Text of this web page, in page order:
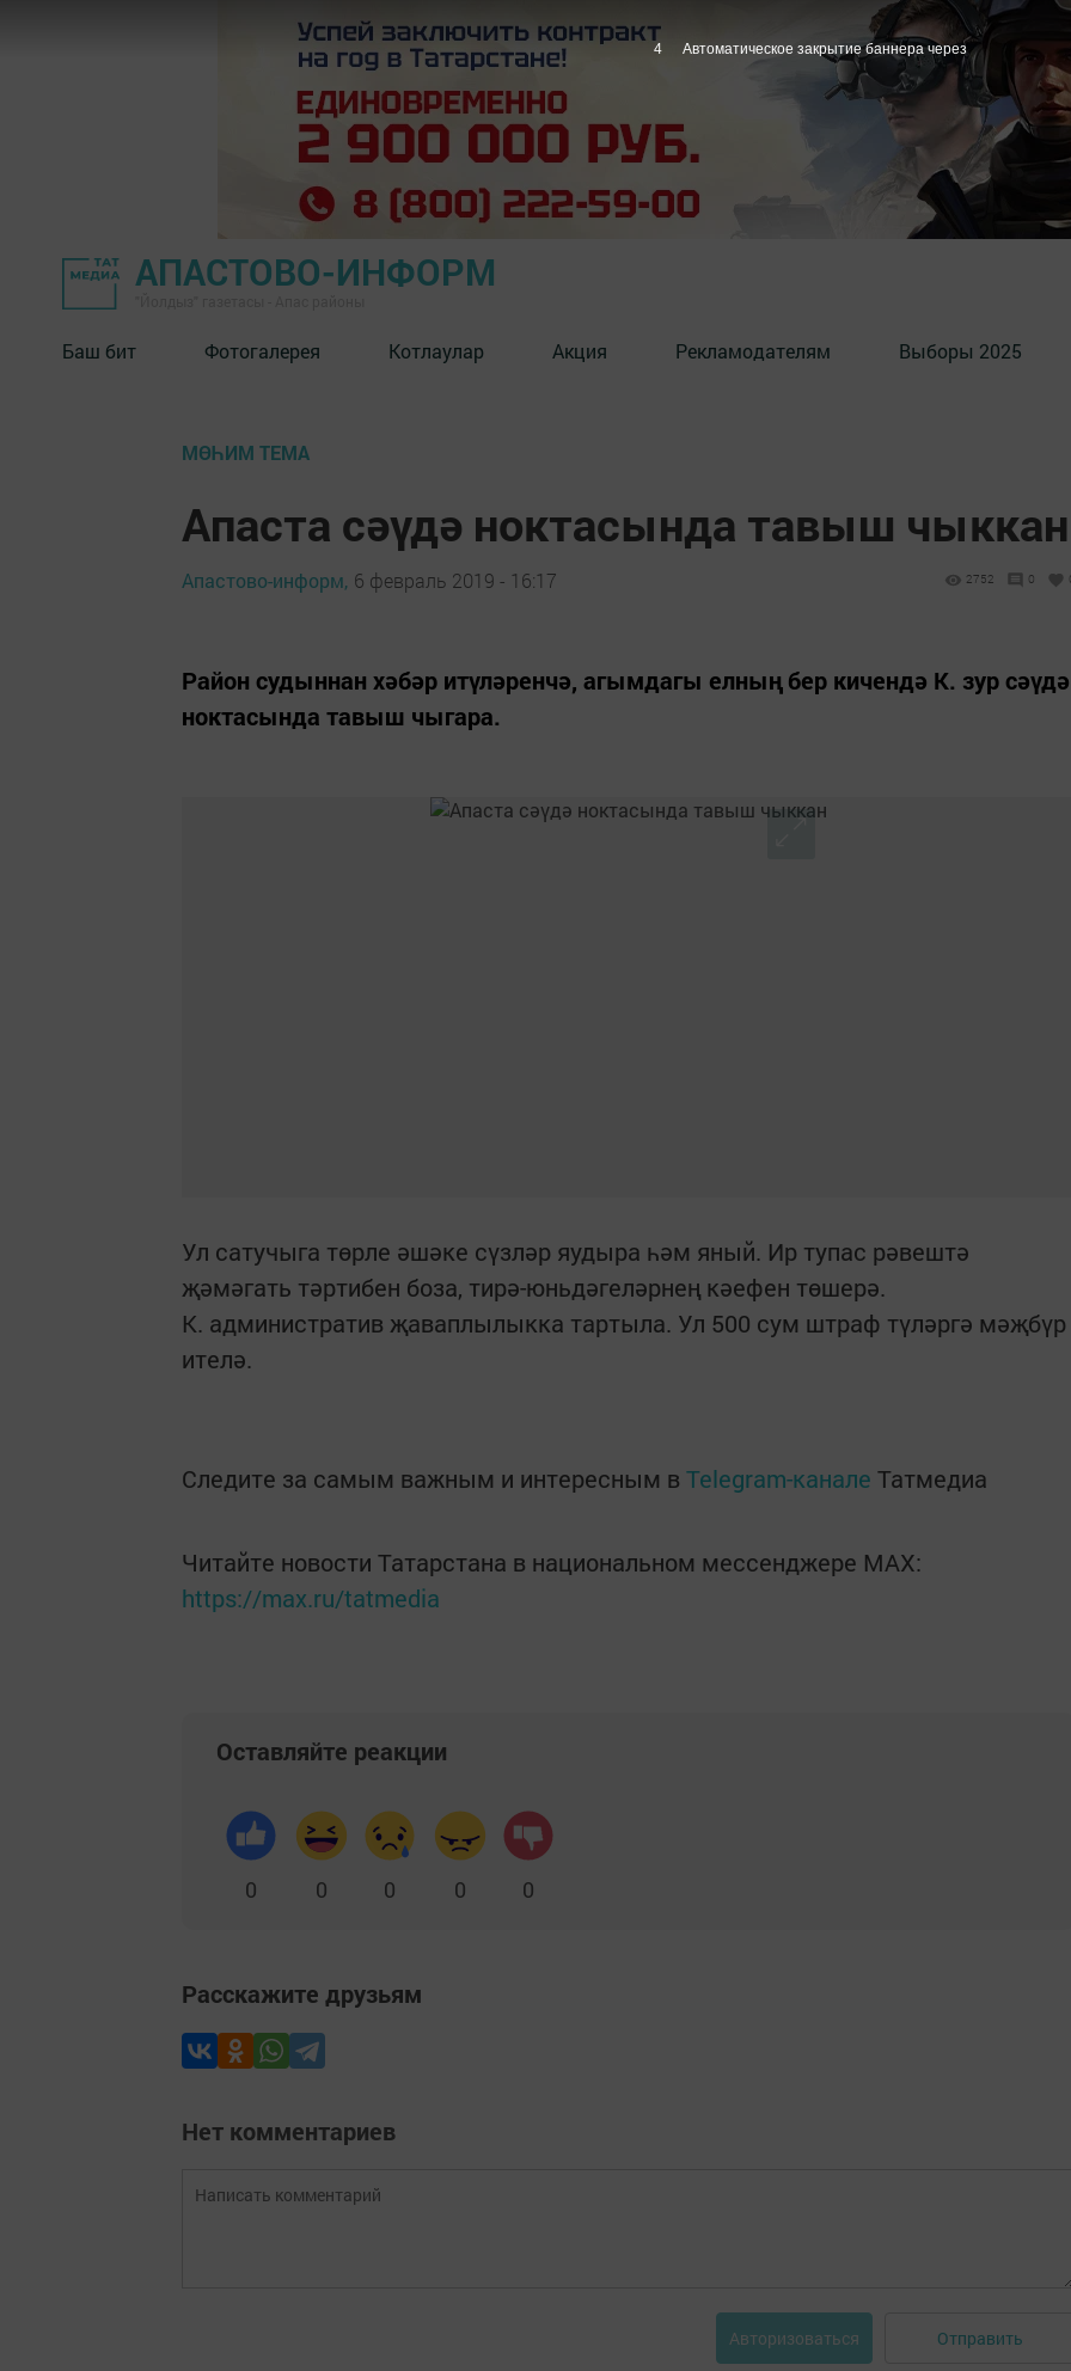
АПАСТОВО-ИНФОРМ
Баш бит Фотогалерея Котлаулар Акция Рекламодателям Выборы 2025
МӨҺИМ ТЕМА
Апаста сәүдә ноктасында тавыш чыккан
Апастово-информ, 6 февраль 2019 - 16:17 2752 0
Район судыннан хәбәр итүләренчә, агымдагы елның бер кичендә К. зур сәүдә
ноктасында тавыш чыгара.
Ул сатучыга төрле әшәке сүзләр яудыра һәм яный. Ир тупас рәвештә
җәмәгать тәртибен боза, тирә-юньдәгеләрнең кәефен төшерә.
К. административ җаваплылыкка тартыла. Ул 500 сум штраф түләргә мәҗбүр
ителә.
Следите за самым важным и интересным в Telegram-канале Татмедиа
Читайте новости Татарстана в национальном мессенджере MАХ:
https://max.ru/tatmedia
Оставляйте реакции
0 0 0 0 0
Расскажите друзьям
Нет комментариев
Авторизоваться Отправить
3 Автоматическое закрытие баннера через